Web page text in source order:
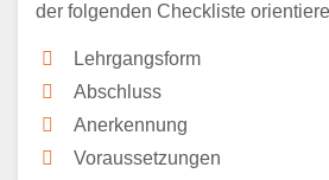
der folgenden Checkliste
Lehrgangsform
Abschluss
Anerkennung
Voraussetzungen